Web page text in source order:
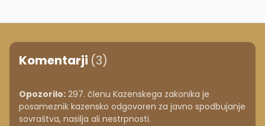
Komentarji (3)
Opozorilo: 297. členu Kazenskega zakonika je
posameznik kazensko odgovoren za javno spodbujanje
sovraštva, nasilja ali nestrpnosti.